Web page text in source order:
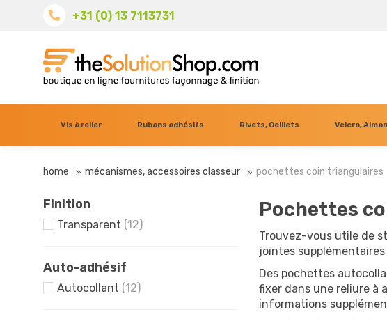
+31 (0) 13 7113731
Vis à relier Rubans adhésifs Rivets, Oeillets Velcro,
home mécanismes, accessoires classeur pochettes coin triangulaires
Finition
Transparent (12)
Auto-adhésif
Autocollant (12)
Pochettes
Trouvez-vous utile de
jointes
Des pochettes
fixer dans une reliure à
informations